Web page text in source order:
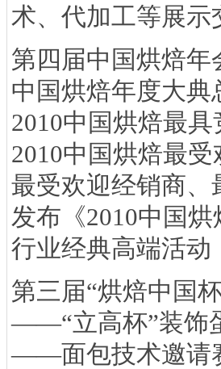
术、代加工等展示
第四届中国烘焙年
中国烘焙年度大
2010中国烘焙最
2010中国烘焙最
最受欢迎经销商、
发布《2010中国
行业经典高端活动
第三届“烘焙中国
——“立高杯”装饰
——面包技术邀请